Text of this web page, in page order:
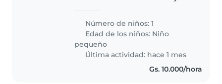
que es curioso/a, energético/a y
muy juguetón/a. Buscamos a
alguien que se sienta cómodo/a
cocinando..
Número de niños: 1
Edad de los niños: Niño
pequeño
Última actividad: hace 1 mes
Gs. 10.000/hora